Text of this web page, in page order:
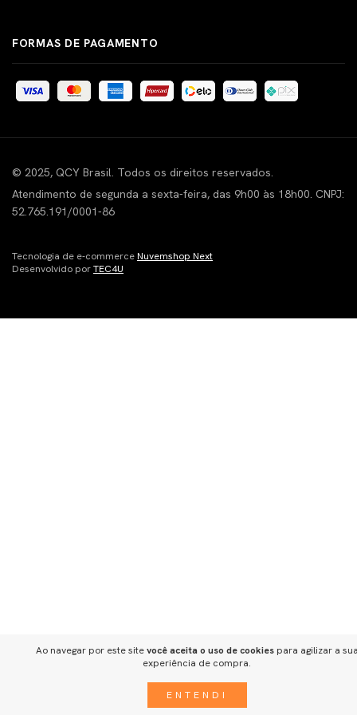
Ao navegar por este sitevocê aceita o uso de cookiespara agilizar a
experiência de compra.
ENTENDI
FORMAS DE PAGAMENTO
© 2025, QCY Brasil. Todos os direitos reservados.
Atendimento de segunda a sexta-feira, das 9h00 às 18h00. CNPJ:
52.765.191/0001-86
Tecnologia de e-commerceNuvemshop Next
Desenvolvido porTEC4U